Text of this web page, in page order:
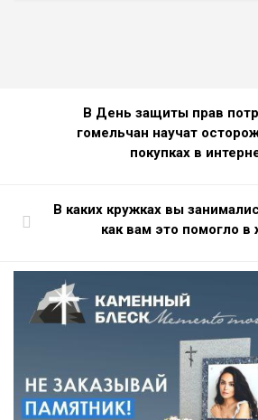
В День защиты прав
гомельчан научат
покупках в
В каких кружках вы
как вам это помогло в